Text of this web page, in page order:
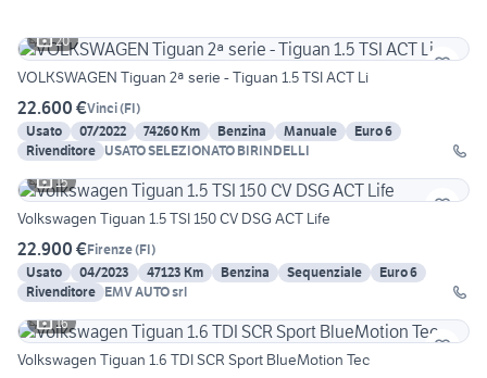
20
VOLKSWAGEN Tiguan 2ª serie - Tiguan 1.5 TSI ACT Li
22.600 €Vinci(FI)
Usato
07/2022 74260 Km Benzina Manuale
Euro 6
Rivenditore USATO SELEZIONATO BIRINDELLI
15
Volkswagen Tiguan 1.5 TSI 150 CV DSG ACT Life
22.900 €Firenze(FI)
Usato
04/2023 47123 Km Benzina Sequenziale
Euro 6
Rivenditore EMV AUTO srl
16
Volkswagen Tiguan 1.6 TDI SCR Sport BlueMotion Tec